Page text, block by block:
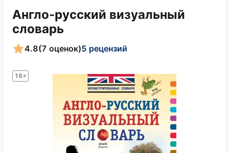
Англо-русский визуальный
словарь
16+
4.8(7 оценок)5 рецензий